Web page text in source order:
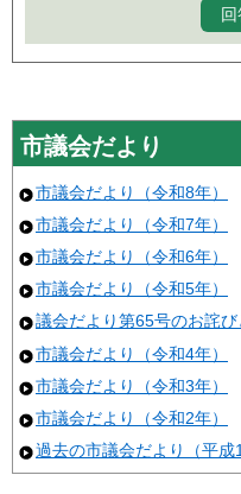
市議会だより
市議会だより（令和8年）
市議会だより（令和7年）
市議会だより（令和6年）
市議会だより（令和5年）
議会だより第65号のお詫
市議会だより（令和4年）
市議会だより（令和3年）
市議会だより（令和2年）
過去の市議会だより（平成